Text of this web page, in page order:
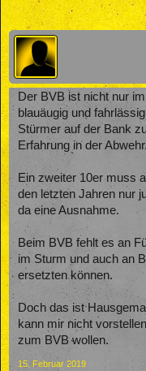
Der BVB ist nicht nur
blauäugig und
Stürmer auf der Bank
Erfahrung in der Abwehr.
Ein zweiter 10er muss
den letzten Jahren nur
da eine Ausnahme.
Beim BVB fehlt es an
im Sturm und auch an
ersetzten können.
Doch das ist
kann mir nicht
zum BVB wollen.
15. Februar 2019